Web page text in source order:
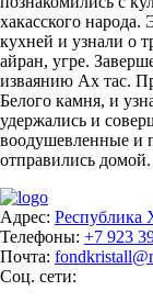
хакасского народа.
кухней и узнали о
айран, угре.
изваянию Ах тас.
Белого камня, и
удержались и
воодушевленные и
отправились домой.
Адрес: Республика
Телефоны: +7 923
Почта:
Соц. сети: